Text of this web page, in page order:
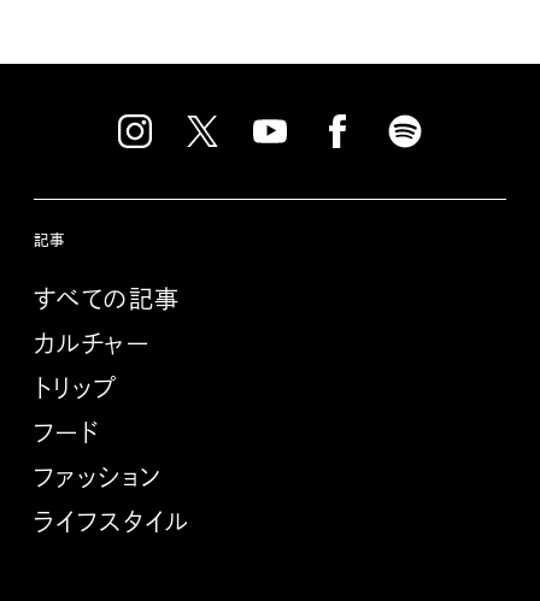
記事
すべての記事
カルチャー
トリップ
フード
ファッション
ライフスタイル